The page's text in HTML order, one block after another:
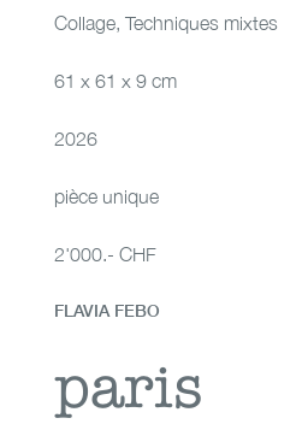
Collage, Techniques mixtes
61 x 61 x 9 cm
2026
pièce unique
2'000.- CHF
paris
FLAVIA FEBO
paris